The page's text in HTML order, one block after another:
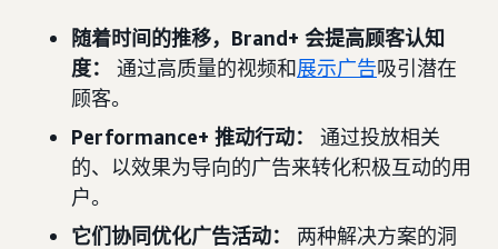
随着时间的推移，Brand+ 会提高顾客认知
度：
通过高质量的视频和展示广告吸引潜在
顾客。
Performance+ 推动行动：
通过投放相关
的、以效果为导向的广告来转化积极互动的用
户。
它们协同优化广告活动：
两种解决方案的洞